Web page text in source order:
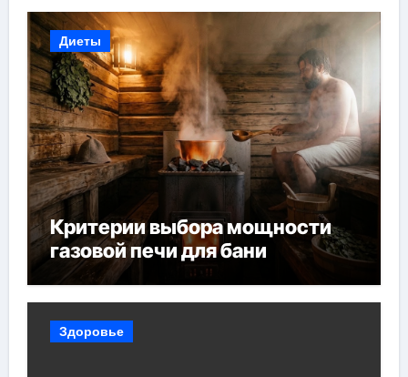
Диеты
Критерии выбора мощности
газовой печи для бани
Здоровье